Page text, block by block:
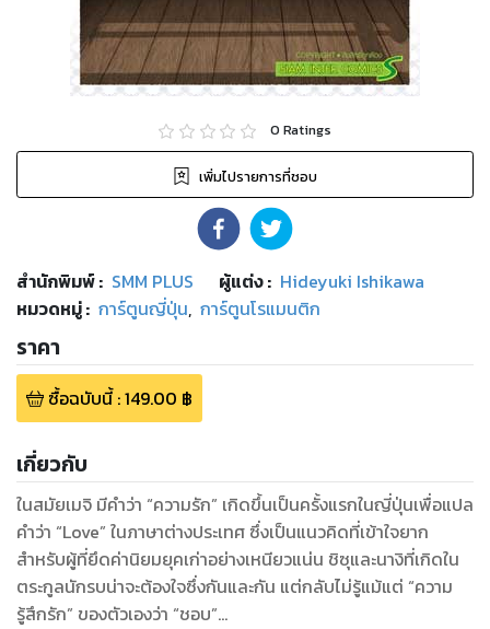
0 Ratings
เพิ่มไปรายการที่ชอบ
สำนักพิมพ์: SMM PLUS ผู้แต่ง : Hideyuki Ishikawa
หมวดหมู่: การ์ตูนญี่ปุ่น, การ์ตูนโรแมนติก
ราคา
ซื้อฉบับนี้:149.00 ฿
เกี่ยวกับ
ในสมัยเมจิ มีคำว่า “ความรัก” เกิดขึ้นเป็นครั้งแรกในญี่ปุ่นเพื่อแปล
คำว่า “Love” ในภาษาต่างประเทศ ซึ่งเป็นแนวคิดที่เข้าใจยาก
สำหรับผู้ที่ยึดค่านิยมยุคเก่าอย่างเหนียวแน่น ชิซุและนางิที่เกิดใน
ตระกูลนักรบน่าจะต้องใจซึ่งกันและกัน แต่กลับไม่รู้แม้แต่ “ความ
รู้สึกรัก” ของตัวเองว่า “ชอบ”